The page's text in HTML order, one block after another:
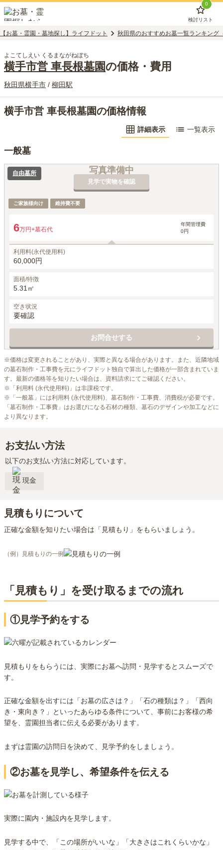
0
検討リスト
【お墓・霊園・墓地探し】ライフドット 秋田県のおすすめお墓一覧ランキング
よこてしえい くるまながねぼち
横手市営 車長根墓園の価格・費用
秋田県横手市 / 柳田駅
横手市営 車長根墓園の価格情報
詳細表示 一覧表示
一般墓
写真準備中
見学で実物を確認
自由墓所
ご家族様向け 維持費不要
6万円+墓石代
年間管理費
0円
利用料(永代使用料)
60,000円
面積/特徴
5.31㎡
空き状況
要確認
お問合せする
※価格は変更されることがあり、実際と異なる場合があります。また、近隣地域
の墓石制作・工事費を元にライフドット独自で算出した価格が一部含まれていま
す。最新の価格等を知りたい場合は、資料請求にてご確認ください。
※「利用料 (永代使用料)」は非課税です。
※「一般墓」には利用料 (永代使用料)、墓石制作・工事費、消費税が必要です。
「墓石制作・工事費」はお選びになる石材の種類、墓石のデザインや加工などに
より異なります。
お支払い方法
以下のお支払い方法に対応しています。
現金
見積もりについて
正確な金額を知りたい場合は「見積もり」をもらいましょう。
（例）見積もりの一例
「見積もり」を受け取るまでの流れ
①見学予約をする
見積もりをもらうには、実際にお墓へ訪問・見学するとスムーズで
す。
正確な金額を出すには「お墓の広さは？」「石の種類は？」「西向
き・東向き？」といったあらゆる条件について、事前にお客様の希
望を、霊園担当者に伝える必要があります。
まずは霊園の訪問日を決めて、見学予約をしましょう。
②お墓を見学し、希望条件を伝える
実際に園内・施設内を見学します。
見学する中で、「この場所がいいな」「大きさはこれくらいかな」